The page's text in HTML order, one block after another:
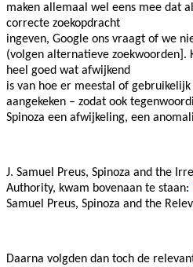
maken allemaal wel eens mee dat
correcte zoekopdracht
ingeven, Google ons vraagt of we
(volgen alternatieve zoekwoorden].
heel goed wat afwijkend
is van hoe er meestal of
aangekeken – zodat ook
Spinoza een afwijkeling, een
J. Samuel Preus, Spinoza and the
Authority, kwam bovenaan te staan:
Samuel Preus, Spinoza and the
Daarna volgden dan toch de